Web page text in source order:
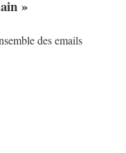
»
des emails